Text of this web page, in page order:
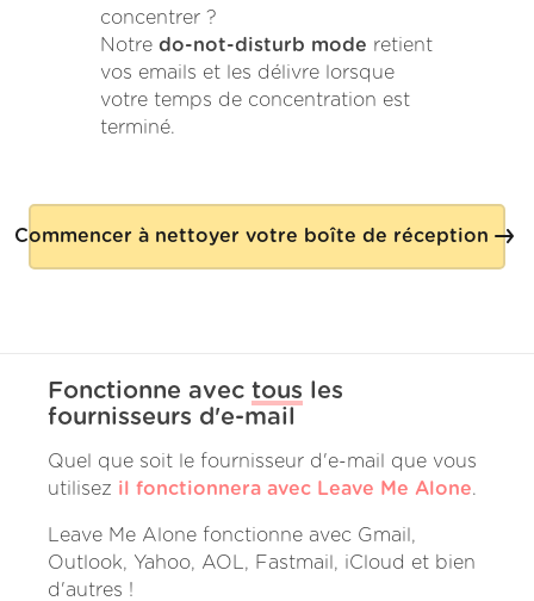
concentrer ?
Notre do-not-disturb mode retient
vos emails et les délivre lorsque
votre temps de concentration est
terminé.
Commencer à nettoyer votre boîte de réception
Fonctionne avec tous
les
fournisseurs d'e-mail
Quel que soit le fournisseur d'e-mail que vous
utilisez il fonctionnera avec Leave Me Alone.
Leave Me Alone fonctionne avec Gmail,
Outlook, Yahoo, AOL, Fastmail, iCloud et bien
d'autres !